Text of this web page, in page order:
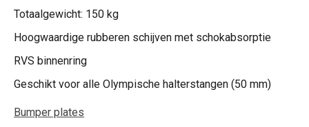
Totaalgewicht: 150 kg
Hoogwaardige rubberen schijven met schokabsorptie
RVS binnenring
Geschikt voor alle Olympische halterstangen (50 mm)
Bumper plates